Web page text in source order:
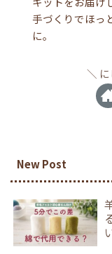
手づくりでほっ
に。
New Post